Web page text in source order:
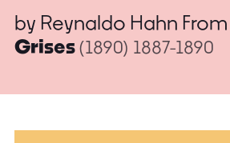
by Reynaldo Hahn From
Grises(1890) 1887-1890